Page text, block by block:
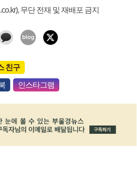
무단 전재 및 재배포 금지
친구
인스타그램